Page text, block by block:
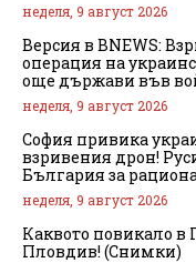
неделя, 9 август 2026
Версия в BNEWS:
операция на
още държави във
неделя, 9 август 2026
София привика
взривения дрон!
България за
неделя, 9 август 2026
Каквото повикало в
Пловдив! (Снимки)